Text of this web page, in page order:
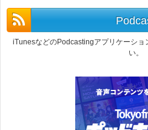
iTunesなどのPodcastingアプリケーショ
い。